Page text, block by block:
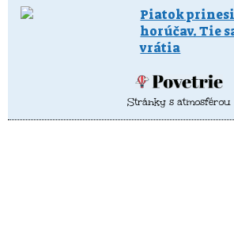
Piatok
horúčav. Tie
vrátia
Stránky s atmosférou